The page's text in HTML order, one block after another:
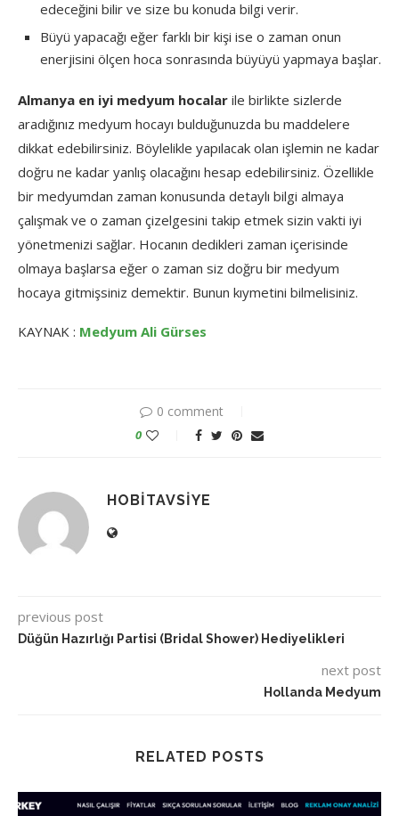
edeceğini bilir ve size bu konuda bilgi verir.
Büyü yapacağı eğer farklı bir kişi ise o zaman onun
enerjisini ölçen hoca sonrasında büyüyü yapmaya başlar.
Almanya en iyi medyum hocalar ile birlikte sizlerde
aradığınız medyum hocayı bulduğunuzda bu maddelere
dikkat edebilirsiniz. Böylelikle yapılacak olan işlemin ne kadar
doğru ne kadar yanlış olacağını hesap edebilirsiniz. Özellikle
bir medyumdan zaman konusunda detaylı bilgi almaya
çalışmak ve o zaman çizelgesini takip etmek sizin vakti iyi
yönetmenizi sağlar. Hocanın dedikleri zaman içerisinde
olmaya başlarsa eğer o zaman siz doğru bir medyum
hocaya gitmişsiniz demektir. Bunun kıymetini bilmelisiniz.
KAYNAK : Medyum Ali Gürses
0 comment
0
HOBITAVSIYE
previous post
Düğün Hazırlığı Partisi (Bridal Shower) Hediyelikleri
next post
Hollanda Medyum
RELATED POSTS